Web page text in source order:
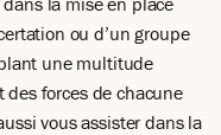
ou d’un groupe
une multitude
forces de chacune
vous assister dans la